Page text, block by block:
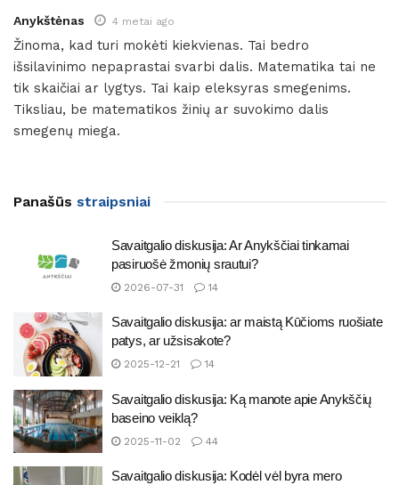
Anykštėnas 4 metai ago
Žinoma, kad turi mokėti kiekvienas. Tai bedro
išsilavinimo nepaprastai svarbi dalis. Matematika tai ne
tik skaičiai ar lygtys. Tai kaip eleksyras smegenims.
Tiksliau, be matematikos žinių ar suvokimo dalis
smegenų miega.
Panašūs straipsniai
Savaitgalio diskusija: Ar Anykščiai tinkamai
pasiruošė žmonių srautui?
2026-07-31 14
Savaitgalio diskusija: ar maistą Kūčioms ruošiate
patys, ar užsisakote?
2025-12-21 14
Savaitgalio diskusija: Ką manote apie Anykščių
baseino veiklą?
2025-11-02 44
Savaitgalio diskusija: Kodėl vėl byra mero